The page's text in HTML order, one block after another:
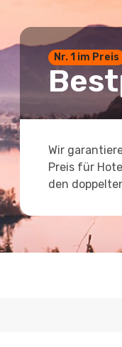
Nr. 1 im Preis
Wir
Preis für
den